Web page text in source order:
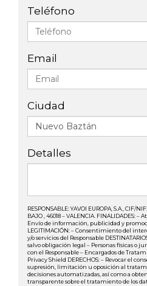
Teléfono
Email
Ciudad
Detalles
RESPONSABLE: YAVOI EUROPA, S.A., CIF/
BAJO , 46018 – VALENCIA. FINALIDADES:
Envío de información, publicidad y
LEGITIMACIÓN: – Consentimiento del
y/o servicios del Responsable
salvo obligación legal – Personas físicas o
con el Responsable – Encargados de
Privacy Shield DERECHOS: – Revocar el
supresión, limitación u oposición al
decisiones automatizadas, así como a
transparente sobre el tratamiento de los